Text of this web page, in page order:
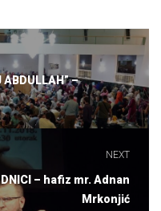
ABDULLAH” –
NEXT
– hafiz mr. Adnan
Mrkonjić